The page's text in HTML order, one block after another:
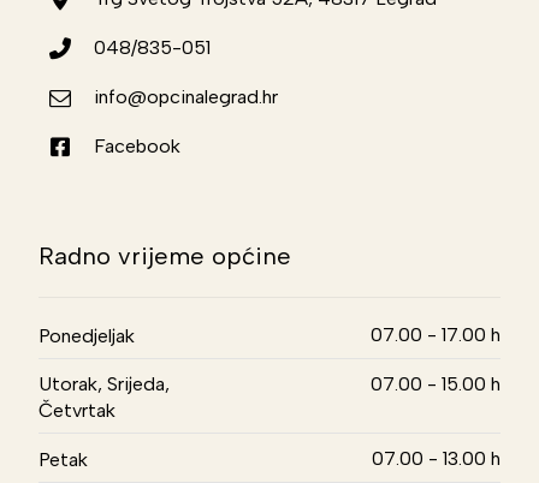
048/835-051
info@opcinalegrad.hr
Facebook
Radno vrijeme općine
Ponedjeljak 07.00 - 17.00 h
Utorak, Srijeda,
Četvrtak
07.00 - 15.00 h
Petak 07.00 - 13.00 h